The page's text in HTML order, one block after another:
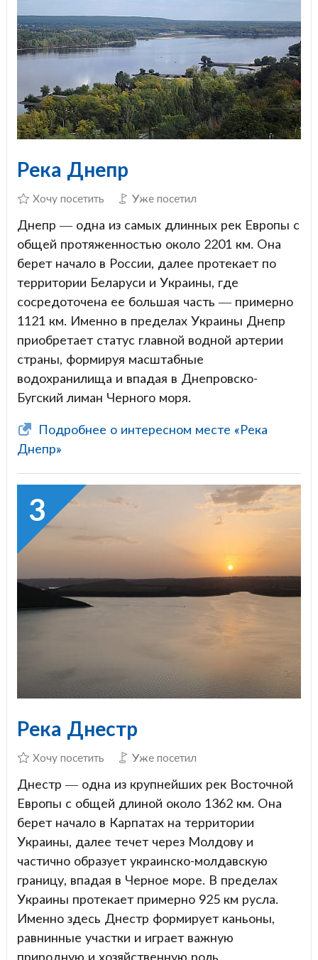
Река Днепр
Хочу посетить Уже посетил
Днепр — одна из самых длинных рек Европы с
общей протяженностью около 2201 км. Она
берет начало в России, далее протекает по
территории Беларуси и Украины, где
сосредоточена ее большая часть — примерно
1121 км. Именно в пределах Украины Днепр
приобретает статус главной водной артерии
страны, формируя масштабные
водохранилища и впадая в Днепровско-
Бугский лиман Черного моря.
Подробнее о интересном месте «Река
Днепр»
3
Река Днестр
Хочу посетить Уже посетил
Днестр — одна из крупнейших рек Восточной
Европы с общей длиной около 1362 км. Она
берет начало в Карпатах на территории
Украины, далее течет через Молдову и
частично образует украинско-молдавскую
границу, впадая в Черное море. В пределах
Украины протекает примерно 925 км русла.
Именно здесь Днестр формирует каньоны,
равнинные участки и играет важную
природную и хозяйственную роль.